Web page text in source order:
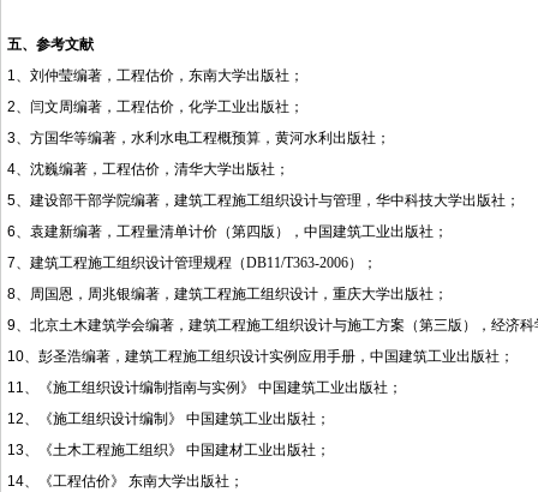
五、参考文献
1、刘仲莹编著，工程估价，东南大学出版社；
2、闫文周编著，工程估价，化学工业出版社；
3、方国华等编著，水利水电工程概预算，黄河水利出版社；
4、沈巍编著，工程估价，清华大学出版社；
5、建设部干部学院编著，建筑工程施工组织设计与管理，华中科技大学出版社；
6、袁建新编著，工程量清单计价（第四版），中国建筑工业出版社；
7、建筑工程施工组织设计管理规程（DB11/T363-2006）；
8、周国恩，周兆银编著，建筑工程施工组织设计，重庆大学出版社；
9、北京土木建筑学会编著，建筑工程施工组织设计与施工方案（第三版），经济科
10、彭圣浩编著，建筑工程施工组织设计实例应用手册，中国建筑工业出版社；
11、《施工组织设计编制指南与实例》 中国建筑工业出版社；
12、《施工组织设计编制》 中国建筑工业出版社；
13、《土木工程施工组织》 中国建材工业出版社；
14、《工程估价》 东南大学出版社；